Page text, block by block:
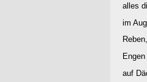
alles
im
auf